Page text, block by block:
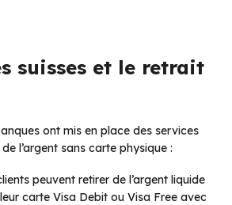
suisses et le retrait
ont mis en place des services
l’argent sans carte physique :
peuvent retirer de l’argent liquide
carte Visa Debit ou Visa Free avec